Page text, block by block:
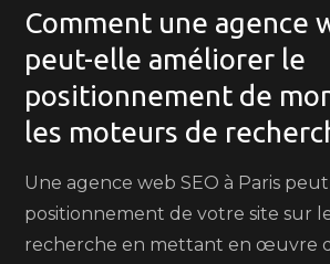
Comment une agence
peut-elle améliorer le
positionnement de
les moteurs de
Une agence web SEO à Paris
positionnement de votre site sur
recherche en mettant en œuvre